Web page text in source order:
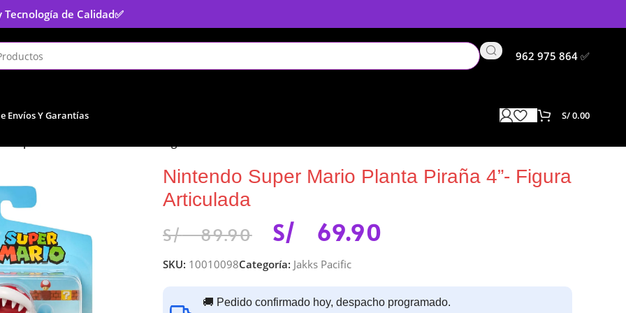
Tecnología de Calidad✅
962 975 864 ✅
Envíos Y Garantías S/0.00
Nintendo Super Mario Planta Piraña 4”- Figura
Articulada
S/89.90 S/ 69.90
SKU: 10010098Categoría: Jakks Pacific
🚚 Pedido confirmado hoy, despacho programado.